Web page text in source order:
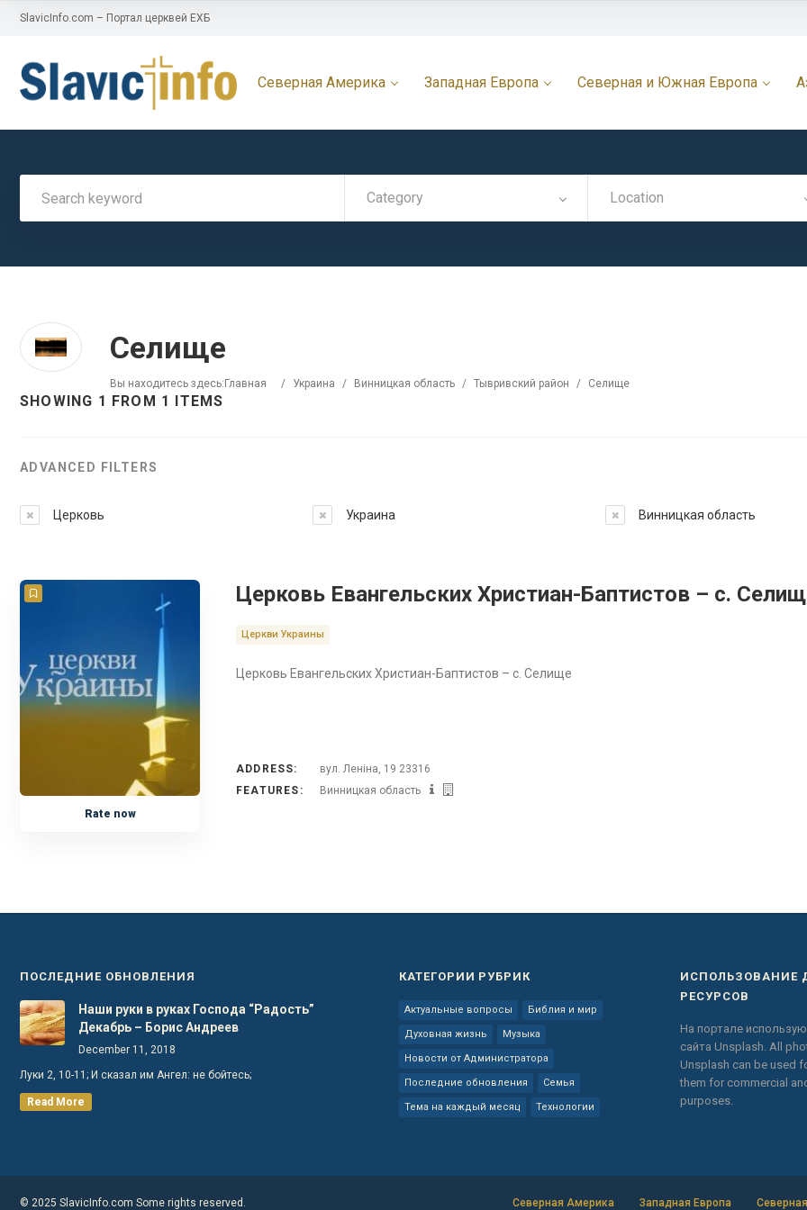
SlavicInfo.com – Портал церквей ЕХБ
Северная Америка Западная Европа Северная и Южная Европа
Category Location
Селище
Вы находитесь здесь: Главная / Украина / Винницкая область / Тывривский район / Селище
SHOWING 1 FROM 1 ITEMS
ADVANCED FILTERS
Церковь Украина Винницкая область
Rate now
Церковь Евангельских Христиан-Баптистов – с.
Церкви Украины
Церковь Евангельских Христиан-Баптистов – с. Селище
ADDRESS:
вул. Леніна, 19 23316
FEATURES:
Винницкая область
ПОСЛЕДНИЕ ОБНОВЛЕНИЯ
Наши руки в руках Господа “Радость”
Декабрь – Борис Андреев
December 11, 2018
Луки 2, 10-11; И сказал им Ангел: не бойтесь;
Read More
КАТЕГОРИИ РУБРИК
Актуальные вопросы Библия и мир
Духовная жизнь Музыка
Новости от Администратора
Последние обновления Семья
Тема на каждый месяц Технологии
ИСПОЛЬЗОВАНИЕ
РЕСУРСОВ
На портале
сайта Unsplash. All
Unsplash can be used
them for commercial
purposes.
Северная Америка Западная Европа
© 2025 SlavicInfo.com Some rights reserved.